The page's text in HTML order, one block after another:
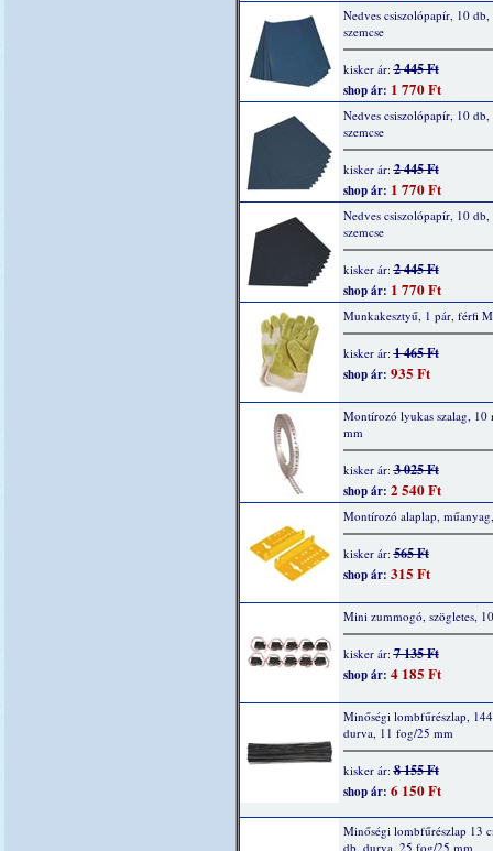
Nedves csiszolópapír, 10 db,
szemcse
kisker ár:2 445 Ft
shop ár: 1 770 Ft
Nedves csiszolópapír, 10 db,
szemcse
kisker ár:2 445 Ft
shop ár: 1 770 Ft
Nedves csiszolópapír, 10 db,
szemcse
kisker ár:2 445 Ft
shop ár: 1 770 Ft
Munkakesztyű, 1 pár, férfi
kisker ár:1 465 Ft
shop ár: 935 Ft
Montírozó lyukas szalag, 10
mm
kisker ár:3 025 Ft
shop ár: 2 540 Ft
Montírozó alaplap,
kisker ár:565 Ft
shop ár: 315 Ft
Mini zummogó, szögletes,
kisker ár:7 135 Ft
shop ár: 4 185 Ft
Minőségi lombfűrészlap,
durva, 11 fog/25 mm
kisker ár:8 155 Ft
shop ár: 6 150 Ft
Minőségi lombfűrészlap 13
db, durva, 25 fog/25 mm